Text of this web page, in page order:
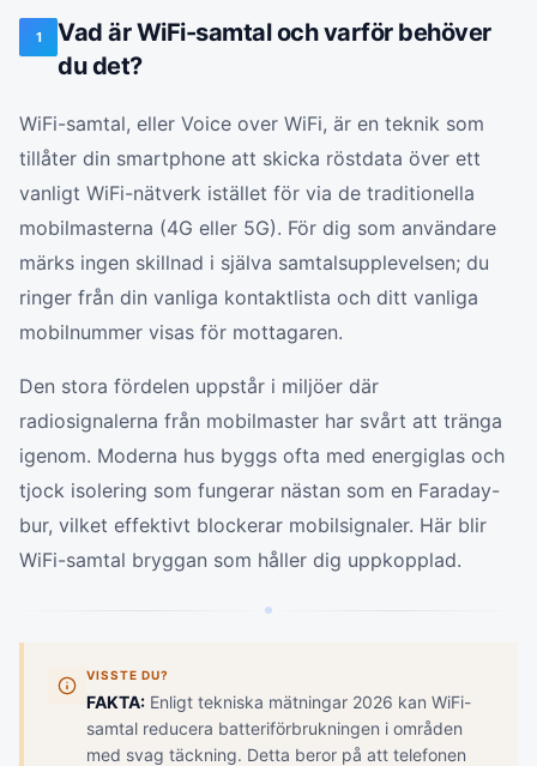
1
Vad är WiFi-samtal och varför behöver
du det?
WiFi-samtal, eller Voice over WiFi, är en teknik som
tillåter din smartphone att skicka röstdata över ett
vanligt WiFi-nätverk istället för via de traditionella
mobilmasterna (4G eller 5G). För dig som användare
märks ingen skillnad i själva samtalsupplevelsen; du
ringer från din vanliga kontaktlista och ditt vanliga
mobilnummer visas för mottagaren.
Den stora fördelen uppstår i miljöer där
radiosignalerna från mobilmaster har svårt att tränga
igenom. Moderna hus byggs ofta med energiglas och
tjock isolering som fungerar nästan som en Faraday-
bur, vilket effektivt blockerar mobilsignaler. Här blir
WiFi-samtal bryggan som håller dig uppkopplad.
VISSTE DU?
FAKTA: Enligt tekniska mätningar 2026 kan WiFi-
samtal reducera batteriförbrukningen i områden
med svag täckning. Detta beror på att telefonen